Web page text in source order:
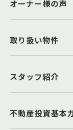
オーナー様の声
取り扱い物件
スタッフ紹介
不動産投資基本